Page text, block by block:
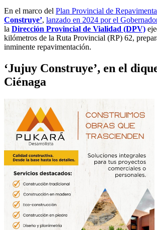
En el marco del Plan Provincial de
Construye’, lanzado en 2024 por el
la Dirección Provincial de Vialidad (DPV)
kilómetros de la Ruta Provincial (RP) 62,
inminente repavimentación.
‘Jujuy Construye’, en el
Ciénaga